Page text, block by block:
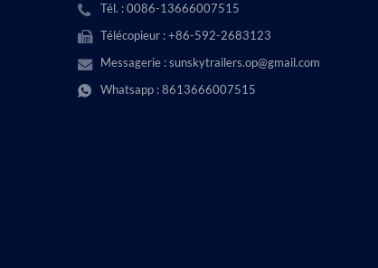
Tél. : 0086-13666007515
Télécopieur : +86-592-2683123
Messagerie :sunskytrailers.op@gmail.com
Whatsapp :8613666007515